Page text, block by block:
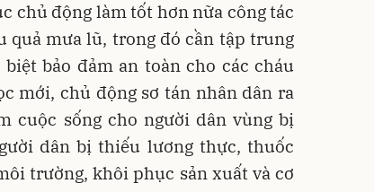
chủ động làm tốt hơn nữa công tác
quả mưa lũ, trong đó cần tập trung
bảo đảm an toàn cho các cháu
mới, chủ động sơ tán nhân dân ra
cuộc sống cho người dân vùng bị
dân bị thiếu lương thực, thuốc
trường, khôi phục sản xuất và cơ